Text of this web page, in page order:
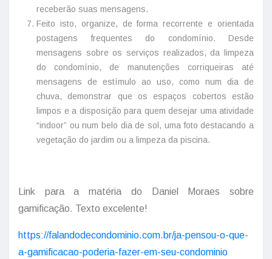
receberão suas mensagens.
Feito isto, organize, de forma recorrente e orientada
postagens frequentes do condomínio. Desde
mensagens sobre os serviços realizados, da limpeza
do condomínio, de manutenções corriqueiras até
mensagens de estímulo ao uso, como num dia de
chuva, demonstrar que os espaços cobertos estão
limpos e a disposição para quem desejar uma atividade
“indoor” ou num belo dia de sol, uma foto destacando a
vegetação do jardim ou a limpeza da piscina.
Link para a matéria do Daniel Moraes sobre
gamificação. Texto excelente!
https://falandodecondominio.com.br/ja-pensou-o-que-
a-gamificacao-poderia-fazer-em-seu-condominio